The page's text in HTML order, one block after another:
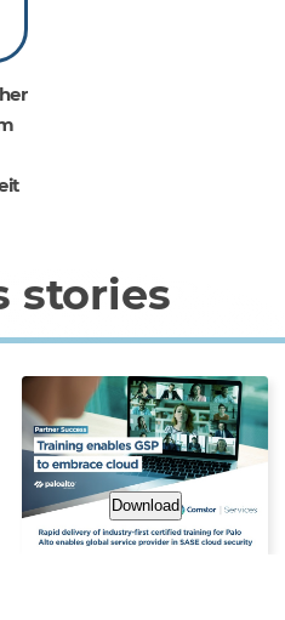
stories
Download